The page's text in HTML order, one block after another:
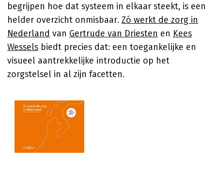
begrijpen hoe dat systeem in elkaar steekt, is een
helder overzicht onmisbaar. Zó werkt de zorg in
Nederland van Gertrude van Driesten en Kees
Wessels biedt precies dat: een toegankelijke en
visueel aantrekkelijke introductie op het
zorgstelsel in al zijn facetten.